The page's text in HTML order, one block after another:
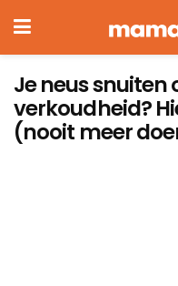
Je neus snuiten
verkoudheid?
(nooit meer